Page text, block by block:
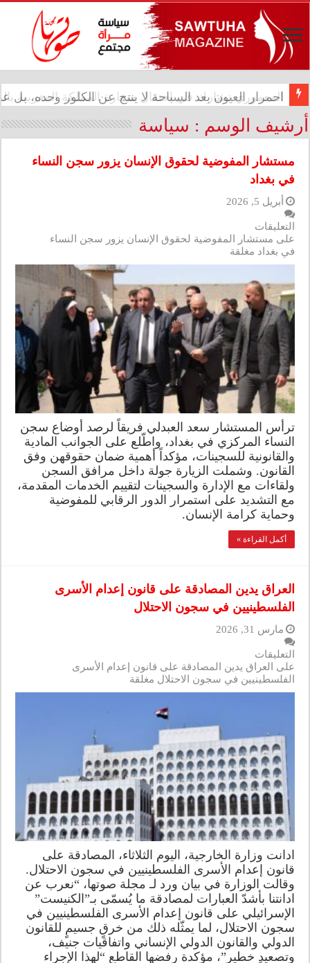
المعموري تشارك في احتفال سفارة المملكة المغربية بالذكرى الـ27
أرشيف الوسم : سياسة
مستشار المفوضية لحقوق الإنسان يزور سجن النساء
في بغداد
أبريل 5, 2026
التعليقات
على مستشار المفوضية لحقوق الإنسان يزور سجن النساء
في بغداد مغلقة
ترأس المستشار سعد العبدلي فريقاً لرصد أوضاع سجن
النساء المركزي في بغداد، واطّلع على الجوانب المادية
والقانونية للسجينات، مؤكداً أهمية ضمان حقوقهن وفق
القانون. وشملت الزيارة جولة داخل مرافق السجن
ولقاءات مع الإدارة والسجينات لتقييم الخدمات المقدمة،
مع التشديد على استمرار الدور الرقابي للمفوضية
وحماية كرامة الإنسان.
أكمل القراءة »
العراق يدين المصادقة على قانون إعدام الأسرى
الفلسطينيين في سجون الاحتلال
مارس 31, 2026
التعليقات
على العراق يدين المصادقة على قانون إعدام الأسرى
الفلسطينيين في سجون الاحتلال مغلقة
ادانت وزارة الخارجية، اليوم الثلاثاء، المصادقة على
قانون إعدام الأسرى الفلسطينيين في سجون الاحتلال.
وقالت الوزارة في بيان ورد لـ مجلة صوتها، “نعرب عن
ادانتنا بأشدّ العبارات لمصادقة ما يُسمّى بـ”الكنيست”
الإسرائيلي على قانون إعدام الأسرى الفلسطينيين في
سجون الاحتلال، لما يمثّله ذلك من خرقٍ جسيمٍ للقانون
الدولي والقانون الدولي الإنساني واتفاقيات جنيف،
وتصعيدٍ خطير”، مؤكدة رفضها القاطع “لهذا الإجراء